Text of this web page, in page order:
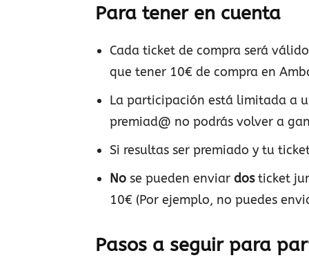
Para tener en cuenta
Cada ticket de compra será
que tener 10€ de compra en
La participación está limitada a
premiad@ no podrás volver a
Si resultas ser premiado y tu
No se pueden enviar dosticket
10€ (Por ejemplo, no puedes
Pasos a seguir para